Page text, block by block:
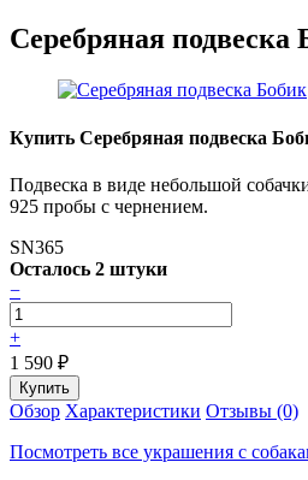
Серебряная подвеска
Купить Серебряная подвеска
Подвеска в виде небольшой
925 пробы с чернением.
SN365
Осталось 2 штуки
−
+
1 590 ₽
Обзор Характеристики Отзывы (0)
Посмотреть все украшения с